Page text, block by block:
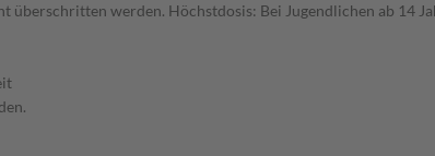
werden. Höchstdosis: Bei Jugendlichen ab 14